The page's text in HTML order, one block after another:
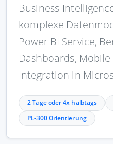
Business-
komplexe
Power BI Service,
Dashboards,
Integration in
2 Tage oder 4x halbtags
PL-300 Orientierung